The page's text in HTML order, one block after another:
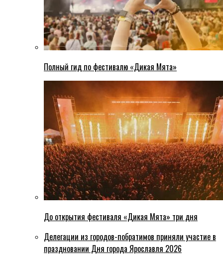
Полный гид по фестивалю «Дикая Мята»
До открытия фестиваля «Дикая Мята» три дня
Делегации из городов-побратимов приняли участие в
праздновании Дня города Ярославля 2026